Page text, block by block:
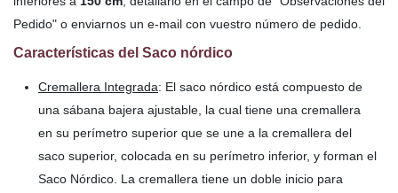
Pedido" o enviarnos un e-mail con vuestro número de pedido.
Características del Saco nórdico
Cremallera Integrada: El saco nórdico está compuesto de
una sábana bajera ajustable, la cual tiene una cremallera
en su perímetro superior que se une a la cremallera del
saco superior, colocada en su perímetro inferior, y forman el
Saco Nórdico. La cremallera tiene un doble inicio para